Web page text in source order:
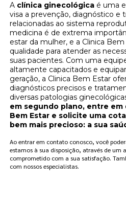
A clínica ginecológica é uma
visa a prevenção, diagnóstico e
relacionadas ao sistema
medicina é de extrema
estar da mulher, e a Clinica
qualidade para atender as
suas pacientes. Com uma
altamente capacitados e
geração, a Clinica Bem Estar
diagnósticos precisos e
diversas patologias
em segundo plano, entre
Bem Estar e solicite uma
bem mais precioso: a sua
Ao entrar em contato conosco, você
estamos à sua disposição, através de um
comprometido com a sua satisfação.
com nossos especialistas.